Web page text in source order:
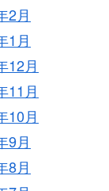
2月
1月
12月
11月
10月
9月
8月